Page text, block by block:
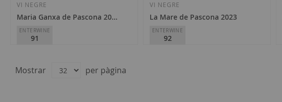
VI NEGRE
Maria Ganxa de Pascona 2025
ENTERWINE
91
D.O. Montsant
VI NEGRE
La Mare de Pascona 2023
ENTERWINE
92
Mostrar per pàgina